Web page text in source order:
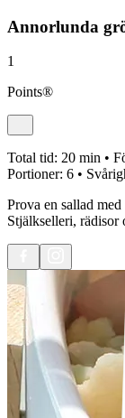
Annorlunda
1
Points®
Total tid: 20 min •
Portioner: 6 •
Prova en sallad
Stjälkselleri, rädisor